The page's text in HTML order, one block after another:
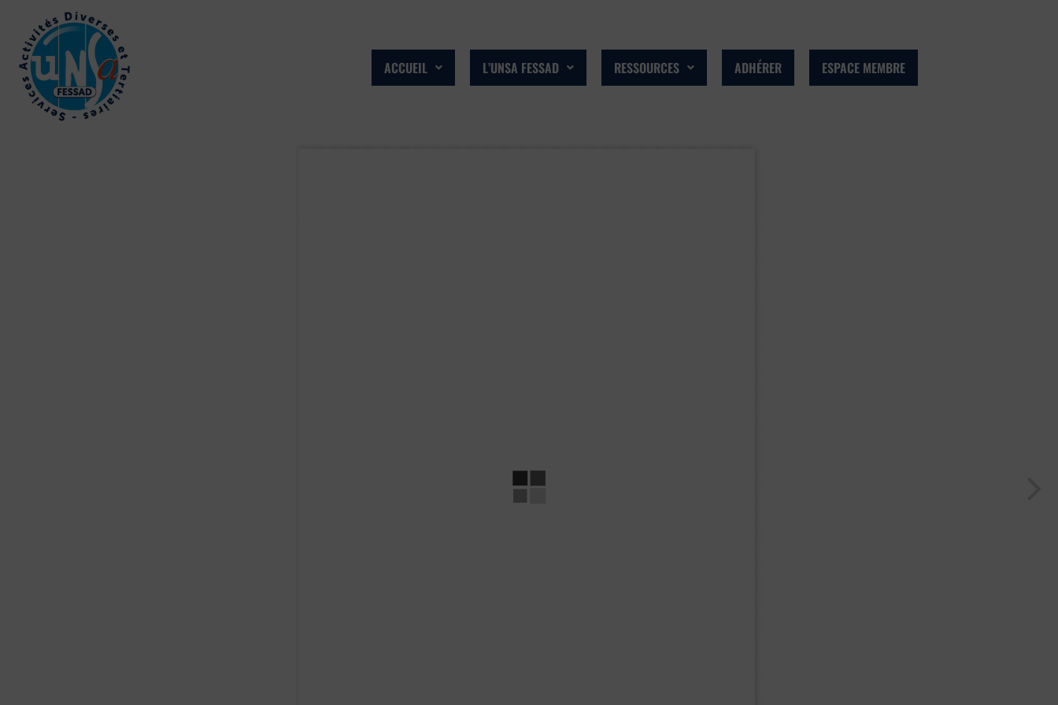
ACCUEIL L’UNSA FESSAD RESSOURCES ADHÉRER ESPACE MEMBRE